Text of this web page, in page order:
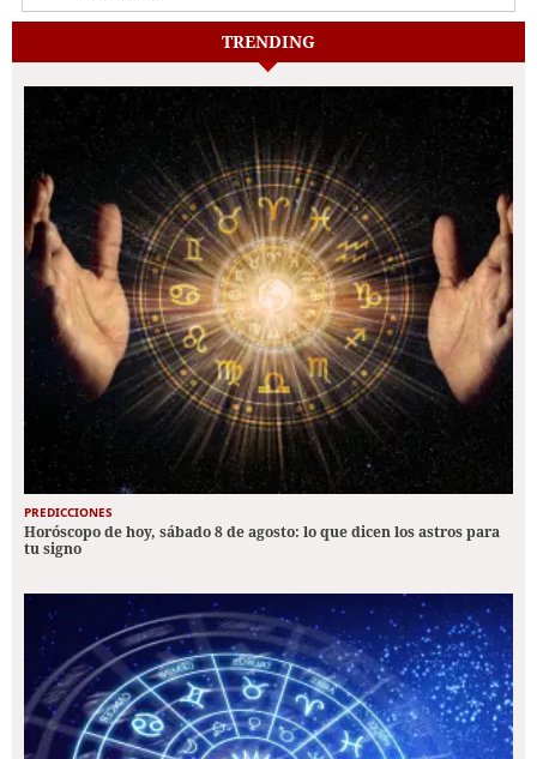
TRENDING
PREDICCIONES
Horóscopo de hoy, sábado 8 de agosto: lo que dicen los astros para
tu signo